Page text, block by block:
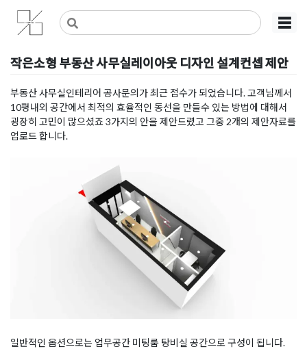
Skip
content
사무실인테리어 디자인 공사 비용견적 플랫폼
사무실인테리어 916
☰
작은소형 부동산 사무실레이아웃 디자인 설계컨셉 제안
Posted on2020년 1월 17일byDOPAMIN
부동산 사무실인테리어 공사문의가 최근 접수가 되었습니다. 고객님께서
10평내외 공간에서 최적의 효율적인 동선을 만들수 있는 방법에 대해서
굉장히 고민이 많으셨죠 3가지의 안을 제안드렸고 그중 2개의 제안자료를
업로드 합니다.
일반적인 옵션으로는 업무공간 미팅룸 탕비실 공간으로 구성이 됩니다.